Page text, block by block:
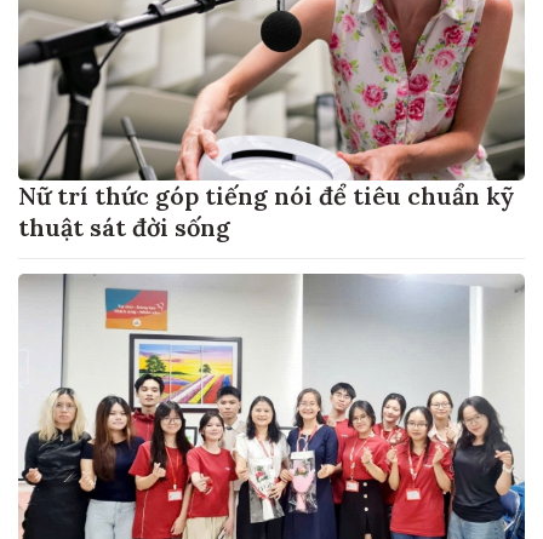
Nữ trí thức góp tiếng nói để tiêu chuẩn kỹ
thuật sát đời sống